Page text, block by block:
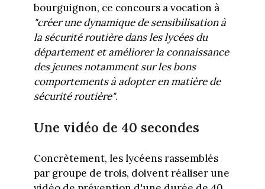
bourguignon, ce concours a vocation à
"créer une dynamique de sensibilisation à
la sécurité routière dans les lycées du
département et améliorer la connaissance
des jeunes notamment sur les bons
comportements à adopter en matière de
sécurité routière".
Une vidéo de 40 secondes
Concrètement, les lycéens rassemblés
par groupe de trois, doivent réaliser une